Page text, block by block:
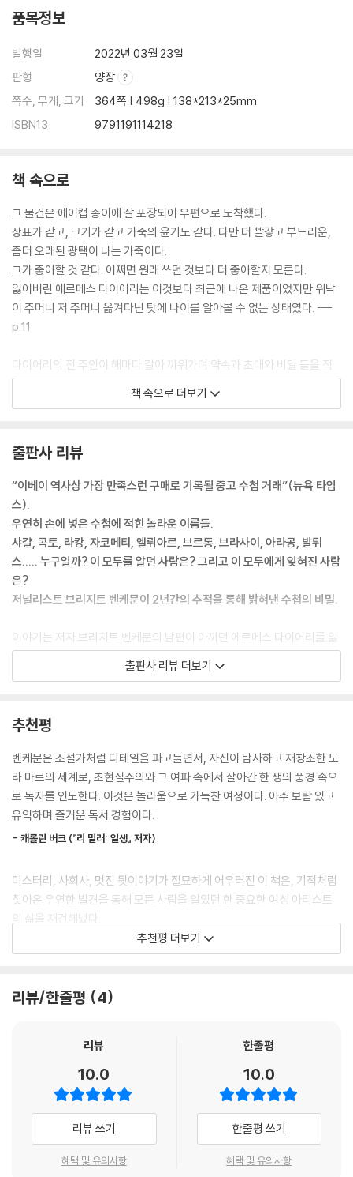
품목정보
발행일
2022년 03월 23일
판형
양장
쪽수, 무게, 크기
364쪽 | 498g | 138*213*25mm
ISBN13
9791191114218
책 속으로
그 물건은 에어캡 종이에 잘 포장되어 우편으로 도착했다.
상표가 같고, 크기가 같고 가죽의 윤기도 같다. 다만 더 빨갛고 부드러운,
좀더 오래된 광택이 나는 가죽이다.
그가 좋아할 것 같다. 어쩌면 원래 쓰던 것보다 더 좋아할지 모른다.
잃어버린 에르메스 다이어리는 이것보다 최근에 나온 제품이었지만 워낙
이 주머니 저 주머니 옮겨다닌 탓에 나이를 알아볼 수 없는 상태였다. ---
p.11
다이어리의 전 주인이 해마다 갈아 끼워가며 약속과 초대와 비밀 들을 적
어두었을 속지는 판매자가 제거한 뒤였다. 그런데 속주머니에 작은 전화번
호 수첩이 여전히 끼워져 있었다. 나는 본능적으로 수첩을 넘기기 시작했
숨이 멎는 것 같았다. 내 손가락이 미친듯이 수첩을 넘겼다. 자코메티, 라
캉...... 줄줄이 이어졌다. 아라공, 브르통, 브라사이, 브라크, 발튀스, 엘뤼아
르, 레오노르 피니, 레리스, 퐁주, 풀랑크, 시냐크, 스탈, 사로트, 차라......
스무 장짜리 수첩 안에는 제2차세계대전 직후의 위대한 예술가들 이름이
알파벳순으로 나열되어 있었다. 믿기지 않아서 다시 읽어보았다. 그러니까
이 수첩의 전 주인은 초현실주의와 현대예술의 한가운데에 있던 인물이다.
--- p.13
똑같이 질문해볼 것이다. 수첩 속에서 무엇을 하고 있는가? 도라 마르의 삶
에서 어떤 자리를 차지하는가? 편지로 만든 소설도 있으니, 알고 지낸 이
들의 이야기로 전기를 만들지 못할 이유는 없다. --- p.45
갈색 머리의 아름다운 여인을 발견했다. 그녀는 무심한 표정으로 장갑 낀
척했다. 하지만 그가 자기를 보고 있음을 알았기에 뭔가 인상적인 광경을
보여주기로 했다. 그녀는 작은 꽃이 수놓인 검은색 장갑을 천천히 벗었다.
그런 다음 핸드백에서 칼을 꺼내 마치 장난을 치듯 테이블에 꽂기 시작했
다. 손가락을 벌리고 그 사이에 칼을 꽂았다. 칼은 점점 높이 올라갔고, 손
가락에 점점 가까이 닿았다. 결국 손가락에 핏방울이 맺히고 뽀얀 살갗 위
도라는 피를 닦지도 피카소를 향해 눈길을 주지도 않은 채 다시 장갑을 꼈
다. 쇼는 끝났다! --- p.54
도라와 브라사이는 이삼 년 뒤 공동 사진전에서 다시 만났다. 브라사이는
막 명성을 얻기 시작했도, 이미 패션과 광고 쪽에서 이름난 사진작가였던
물일곱 살의 도라는 혼자 스페인과 영국에 가서 가난한 동네를 돌아다니며
르포 사진을 찍었다. 정치 참여에 적극적이던 시기였기에, 특히 사회의 주
1929년의 대공황으로 무너진 사람들에게 공감했다. --- p.94
폴 엘뤼아르는 끝까지 비밀을 지켰다. 도라에 대한 애정으로 그는 1945년
5월 15일 사부아가에서 일어난 일에 대해 마지막까지 입을 열지 않았다.
그날 도라는 울부짖으며 헛소리를 했고, 피카소와 엘뤼아르에게 어서 무릎
꿇고 하느님께 용서를 빌라고 다그쳤다. 피카소는 놀라서 입을 다물지 못
했다. --- p.99
책 속으로 더보기
출판사 리뷰
“이베이 역사상 가장 만족스런 구매로 기록될 중고 수첩 거래”(뉴욕 타임
스).
우연히 손에 넣은 수첩에 적힌 놀라운 이름들.
샤걀, 콕토, 라캉, 자코메티, 엘뤼아르, 브르통, 브라사이, 아라공, 발튀
스..... 누구일까? 이 모두를 알던 사람은? 그리고 이 모두에게 잊혀진 사람
은?
저널리스트 브리지트 벤케문이 2년간의 추적을 통해 밝혀낸 수첩의 비밀.
이야기는 저자 브리지트 벤케문의 남편이 아끼던 에르메스 다이어리를 잃
어버린 데서 시작한다. 더이상은 생산되지 않는 이 다이어리와 가장 비슷
한 제품은 이베이에서 발견된다. 그런데 배송된 다이어리의 안주머니에는
시대부터 20세기 중반을 주름잡던 전설적 예술가들과 연락하며 지내던 수
첩의 주인은 누구였을까? 이 수첩이 탐사 보도로 훈련된 벤케문에게 온 것
은 놀라운 행운이었다. 저자는 탐정이 되어 수첩의 주인을 찾아나선다. 오
래지 않아 벤케문은 이 수첩이 저 유명한 피카소의 〈우는 여인〉의 모델이자
연인으로 알려진 도라 마르의 것임을 확신하게 된다. 수첩에 적힌 이름들
물들은 직접 찾아다니며 증언을 수집한다. 그렇게 벤케문은 그동안 피카소
을 재구성해낸다.
도라 마르의 예술과 생애를 퍼즐처럼 혹은 입체파의 작품처럼 그려낸 독특
한 형식의 이 책은, 수첩 속 단서를 추적해가는 구성 때문에 한 편의 미스터
리 소설처럼 독자들을 빨아들인다. 20세기 현대예술의 중심이었던 파리를
배경으로, 누구보다도 화려하게 등장했다 오래도록 침묵했던 도라 마르의
도라 마르, 본명은 앙리에트 테오도라 마르코비치. 1907년 파리에서 태어
나 크로아티아 출신의 건축가였던 아버지를 따라 아르헨티나에서 유년기
를 보낸 뒤 파리로 돌아왔고, 사진 작가로 활동하면서 도라 마르라는 이름
을 사용하기 시작했다. 20대 초반에 이미 패션과 광고 사진으로 이름난 작
가였고, 스물 일곱에는 혼자 영국과 스페인 등을 돌아다니며 빈곤, 실업,
기형 등으로 고통받는 주변부 인물들을 담은 르포 사진들을 찍었다. 이후
초현실주의 예술의 한가운데에서 전위적이고 독창적인 사진을 찍어 큰 명
출판사 리뷰 더보기
추천평
벤케문은 소설가처럼 디테일을 파고들면서, 자신이 탐사하고 재창조한 도
라 마르의 세계로, 초현실주의와 그 여파 속에서 살아간 한 생의 풍경 속으
로 독자를 인도한다. 이것은 놀라움으로 가득찬 여정이다. 아주 보람 있고
유익하며 즐거운 독서 경험이다.
- 캐롤린 버크 (『리 밀러: 일생』 저자)
미스터리, 사회사, 멋진 뒷이야기가 절묘하게 어우러진 이 책은, 기적처럼
찾아온 우연한 발견을 통해 모든 사람을 알았던 한 중요한 여성 아티스트
의 삶을 재건해냈다.
- 프랜신 프로즈 (『페기 구겐하임: 현대의 충격』, 『작가처럼 읽어라』 저자)
불 같은 성격에 예측하기 힘들고 그러면서도 가슴 미어지게 인간적인 도라
- 패트리샤 앨버 (『조앤 미첼 : 레이디 페인터』 저자)
추천평 더보기
리뷰/한줄평 4
리뷰
10.0
리뷰 쓰기
혜택 및 유의사항
한줄평
10.0
한줄평 쓰기
혜택 및 유의사항